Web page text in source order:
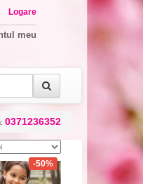
Logare
meu
0371236352
-50%